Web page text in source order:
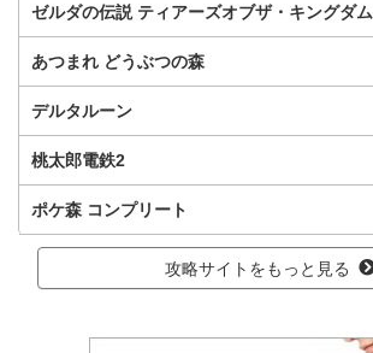
ゼルダの伝説 ティアーズオブザ・キングダム
あつまれ どうぶつの森
デルタルーン
桃太郎電鉄2
ポケ森 コンプリート
攻略サイトをもっと見る